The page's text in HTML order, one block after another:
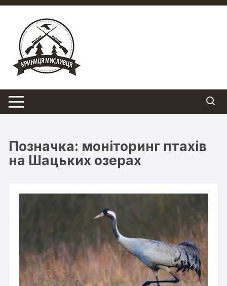
Перейти
вмісту
Позначка: моніторинг птахів
на Шацьких озерах